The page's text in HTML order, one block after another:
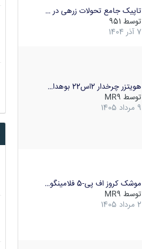
تاپیک جامع تحولات زرهی در …
توسط 951
7 آذر 1404
هویتزر چرخدار 2اس22 بوهدا…
توسط MR9
9 مرداد 1405
موشک کروز اف پی-5 فلامینگو…
توسط MR9
2 مرداد 1405